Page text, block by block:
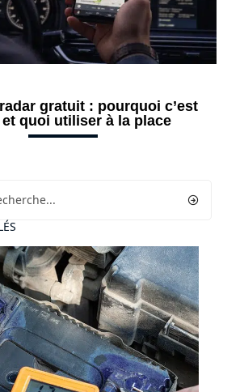
gratuit : pourquoi c’est
quoi utiliser à la place